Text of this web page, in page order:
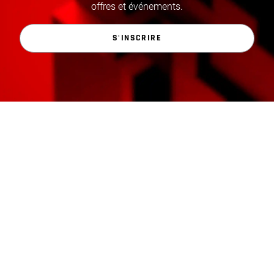
offres et événements.
S'INSCRIRE